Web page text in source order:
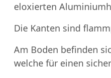
eloxierten
Die Kanten sind
Am Boden befinden
welche für einen